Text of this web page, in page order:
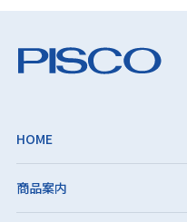
HOME
商品案内